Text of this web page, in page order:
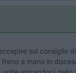
sul consiglio
a mano in